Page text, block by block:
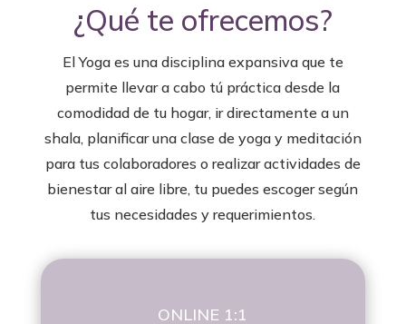
¿Qué te ofrecemos?
El Yoga es una disciplina expansiva que te
permite llevar a cabo tú práctica desde la
comodidad de tu hogar, ir directamente a un
shala, planificar una clase de yoga y meditación
para tus colaboradores o realizar actividades de
bienestar al aire libre, tu puedes escoger según
tus necesidades y requerimientos.
ONLINE 1:1